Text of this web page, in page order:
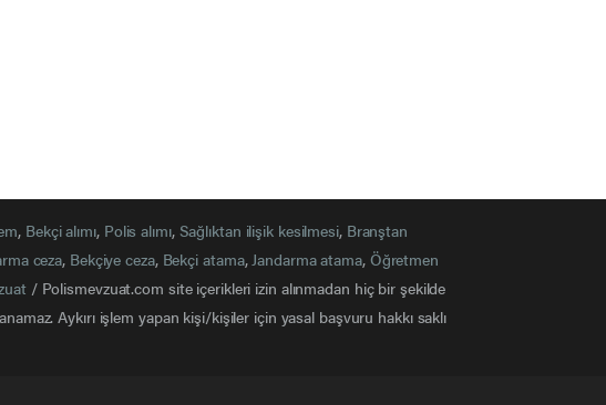
, Bekçi alımı, Polis alımı, Sağlıktan ilişik kesilmesi, Branştan
ceza, Bekçiye ceza, Bekçi atama,Jandarma atama, Öğretmen
/ Polismevzuat.com site içerikleri izin alınmadan hiç bir şekilde
Aykırı işlem yapan kişi/kişiler için yasal başvuru hakkı saklı